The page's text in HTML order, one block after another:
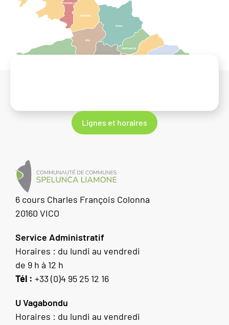
Lignes et horaires
6 cours Charles François Colonna
20160 VICO
Service Administratif
Horaires : du lundi au vendredi
de 9 h à 12 h
Tél : +33 (0)4 95 25 12 16
U Vagabondu
Horaires : du lundi au vendredi